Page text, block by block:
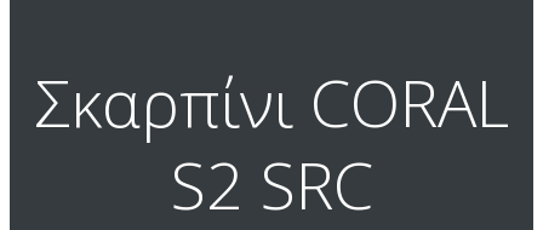
Σκαρπίνι CORAL
S2 SRC